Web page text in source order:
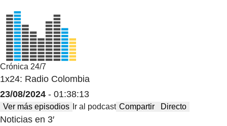
Crónica 24/7
1x24: Radio Colombia
23/08/2024 - 01:38:13
Ver más episodios Ir al podcast Compartir Directo
Noticias en 3′